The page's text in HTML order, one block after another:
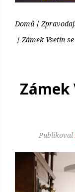
Domů
Zámek Vsetín
Zámek